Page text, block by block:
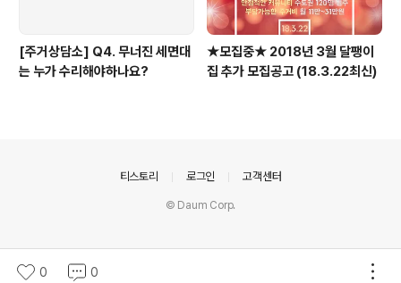
[주거상담소] Q4. 무너진 세면대
는 누가 수리해야하나요?
★모집중★ 2018년 3월 달팽이
집 추가 모집공고 (18.3.22최신)
0 0
티스토리 로그인 고객센터
© Daum Corp.